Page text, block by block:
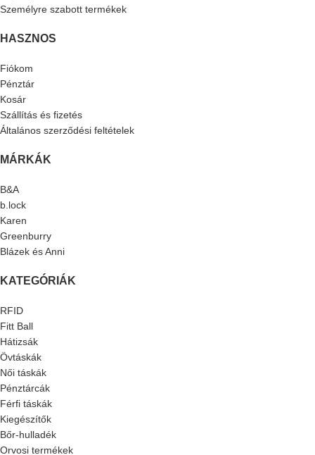
Személyre szabott termékek
HASZNOS
Fiókom
Pénztár
Kosár
Szállítás és fizetés
Általános szerződési feltételek
MÁRKÁK
B&A
b.lock
Karen
Greenburry
Blázek és Anni
KATEGÓRIÁK
RFID
Fitt Ball
Hátizsák
Övtáskák
Női táskák
Pénztárcák
Férfi táskák
Kiegészítők
Bőr-hulladék
Orvosi termékek